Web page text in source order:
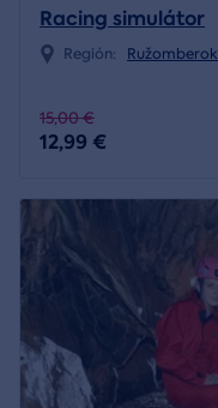
Racing simulátor
Región: Ružomberok
15,00 €
12,99 €